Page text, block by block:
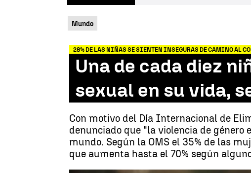
Mundo
28% DE LAS NIÑAS SE SIENTEN INSEGURAS DE CAMINO AL
Una de cada diez
sexual en su vida,
Con motivo del Día Internacional de
denunciado que "la violencia de género
mundo. Según la OMS el 35% de las
que aumenta hasta el 70% según